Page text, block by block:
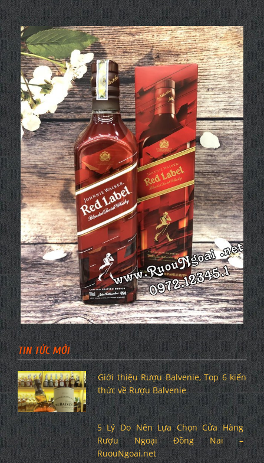
TIN TỨC MỚI
Giới thiệu Rượu Balvenie, Top 6 kiến
thức về Rượu Balvenie
5 Lý Do Nên Lựa Chọn Cửa Hàng
Rượu Ngoại Đồng Nai –
RuouNgoai.net